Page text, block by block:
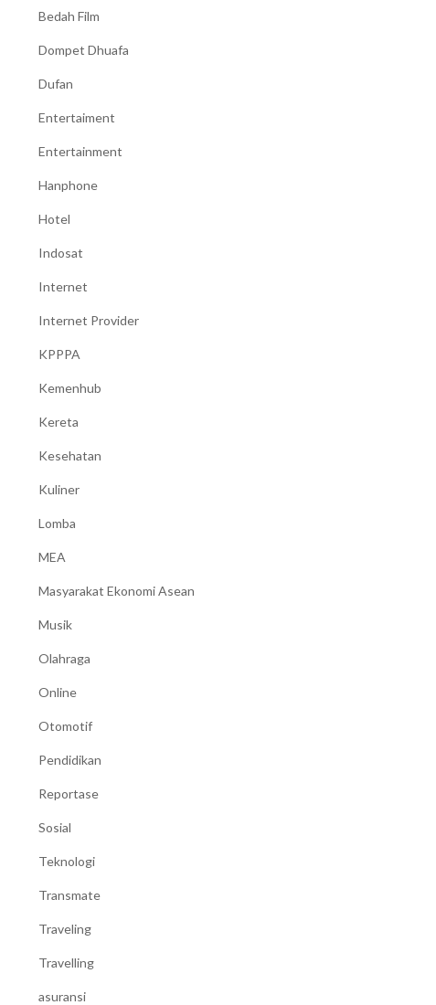
Bedah Film
Dompet Dhuafa
Dufan
Entertaiment
Entertainment
Hanphone
Hotel
Indosat
Internet
Internet Provider
KPPPA
Kemenhub
Kereta
Kesehatan
Kuliner
Lomba
MEA
Masyarakat Ekonomi Asean
Musik
Olahraga
Online
Otomotif
Pendidikan
Reportase
Sosial
Teknologi
Transmate
Traveling
Travelling
asuransi